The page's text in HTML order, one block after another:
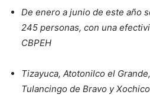
De enero a junio de este año
245 personas, con una
CBPEH
Tizayuca, Atotonilco el
Tulancingo de Bravo y